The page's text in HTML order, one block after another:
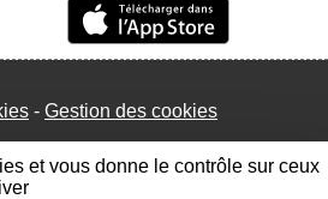
Gestion des cookies
et vous donne le contrôle sur ceux